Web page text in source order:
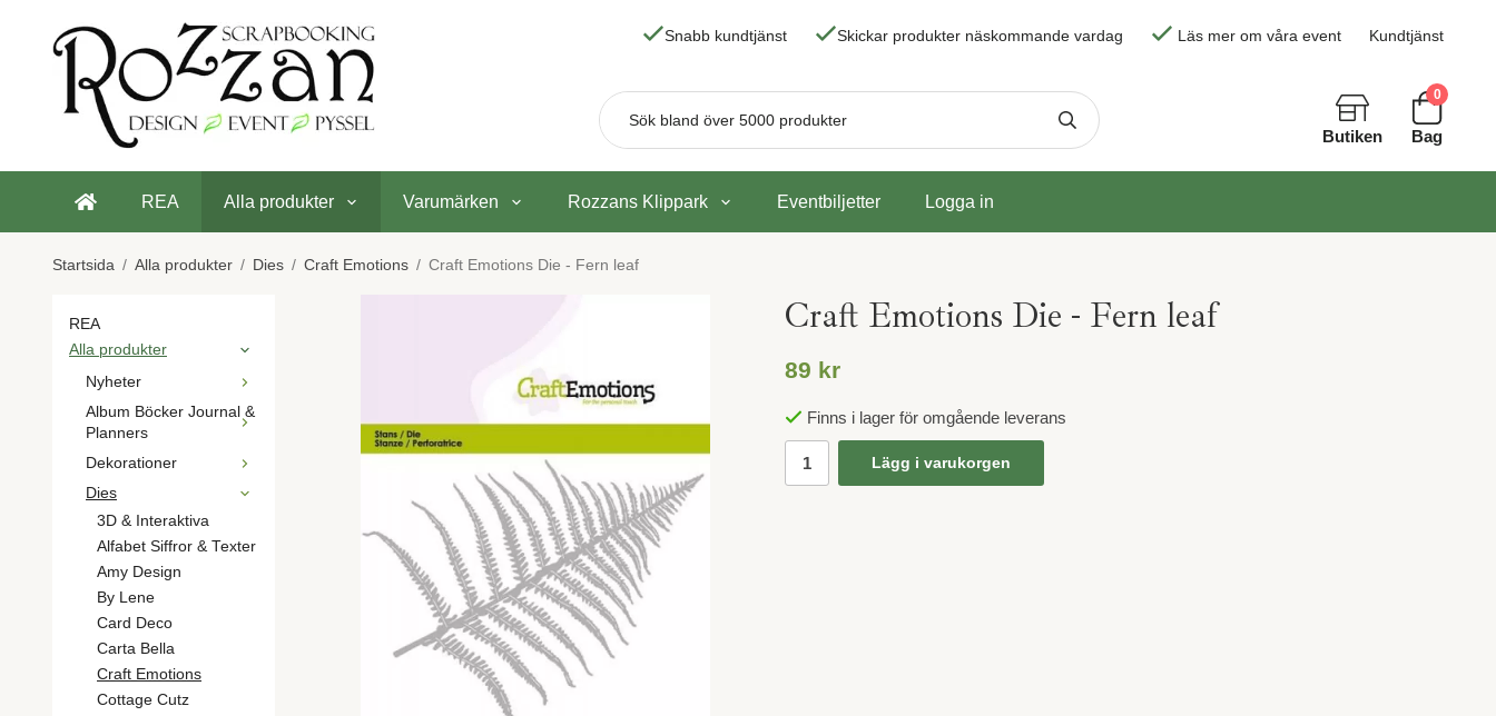
Snabb kundtjänst Skickar produkter näskommande vardag Läs mer om våra event Kundtjänst
Butiken Bag
0
REA Alla produkter Varumärken Rozzans Klippark Eventbiljetter Logga in
Startsida / Alla produkter / Dies / Craft Emotions / Craft Emotions Die - Fern leaf
REA
Alla produkter
Nyheter
Album Böcker Journal &
Planners
Dekorationer
Dies
3D & Interaktiva
Alfabet Siffror & Texter
Amy Design
By Lene
Card Deco
Carta Bella
Craft Emotions
Cottage Cutz
Craft Emotions Die - Fern leaf
89 kr
Finns i lager för omgående leverans
Lägg i varukorgen